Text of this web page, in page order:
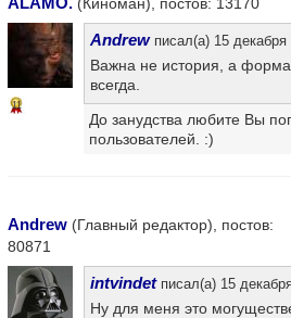
11
Andrewписал(а) 15 декабря
Важна не история, а
всегда.
До занудства любите Вы
пользователей. :)
Andrew (Главный редактор), постов:
80871
intvindetписал(а) 15
Ну для меня это